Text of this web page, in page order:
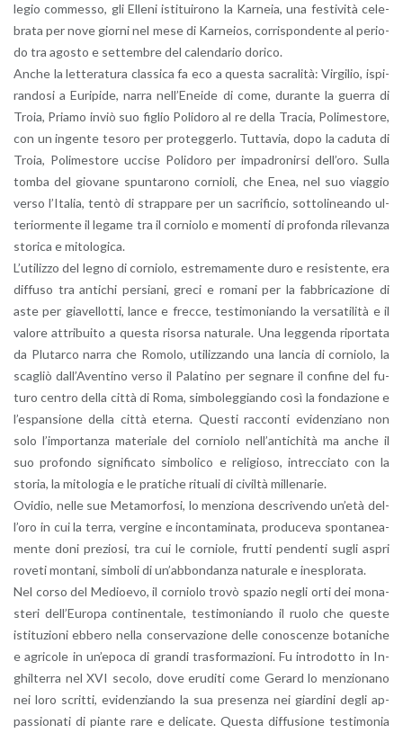
le­gio com­mes­so, gli El­le­ni isti­tui­ro­no la Kar­neia, una fe­sti­vi­tà ce­le­
bra­ta per nove gior­ni nel mese di Kar­neios, cor­ri­spon­den­te al pe­rio­
do tra ago­sto e set­tem­bre del ca­len­da­rio do­ri­co.
Anche la let­te­ra­tu­ra clas­si­ca fa eco a que­sta sa­cra­li­tà: Vir­gi­lio, ispi­
ran­do­si a Eu­ri­pi­de, narra nel­l’E­nei­de di come, du­ran­te la guer­ra di
Troia, Pria­mo inviò suo fi­glio Po­li­do­ro al re della Tra­cia, Po­li­me­sto­re,
con un in­gen­te te­so­ro per pro­teg­ger­lo. Tut­ta­via, dopo la ca­du­ta di
Troia, Po­li­me­sto­re uc­ci­se Po­li­do­ro per im­pa­dro­nir­si del­l’o­ro. Sulla
tomba del gio­va­ne spun­ta­ro­no cor­nio­li, che Enea, nel suo viag­gio
verso l’I­ta­lia, tentò di strap­pa­re per un sa­cri­fi­cio, sot­to­li­nean­do ul­
te­rior­men­te il le­ga­me tra il cor­nio­lo e mo­men­ti di pro­fon­da ri­le­van­za
sto­ri­ca e mi­to­lo­gi­ca.
L’u­ti­liz­zo del legno di cor­nio­lo, estre­ma­men­te duro e re­si­sten­te, era
dif­fu­so tra an­ti­chi per­sia­ni, greci e ro­ma­ni per la fab­bri­ca­zio­ne di
aste per gia­vel­lot­ti, lance e frec­ce, te­sti­mo­nian­do la ver­sa­ti­li­tà e il
va­lo­re at­tri­bui­to a que­sta ri­sor­sa na­tu­ra­le. Una leg­gen­da ri­por­ta­ta
da Plu­tar­co narra che Ro­mo­lo, uti­liz­zan­do una lan­cia di cor­nio­lo, la
sca­gliò dal­l’A­ven­ti­no verso il Pa­la­ti­no per se­gna­re il con­fi­ne del fu­
tu­ro cen­tro della città di Roma, sim­bo­leg­gian­do così la fon­da­zio­ne e
l’e­span­sio­ne della città eter­na. Que­sti rac­con­ti evi­den­zia­no non
solo l’im­por­tan­za ma­te­ria­le del cor­nio­lo nel­l’an­ti­chi­tà ma anche il
suo pro­fon­do si­gni­fi­ca­to sim­bo­li­co e re­li­gio­so, in­trec­cia­to con la
sto­ria, la mi­to­lo­gia e le pra­ti­che ri­tua­li di ci­vil­tà mil­le­na­rie.
Ovi­dio, nelle sue Me­ta­mor­fo­si, lo men­zio­na de­scri­ven­do un’e­tà del­
l’o­ro in cui la terra, ver­gi­ne e in­con­ta­mi­na­ta, pro­du­ce­va spon­ta­nea­
men­te doni pre­zio­si, tra cui le cor­nio­le, frut­ti pen­den­ti sugli aspri
ro­ve­ti mon­ta­ni, sim­bo­li di un’ab­bon­dan­za na­tu­ra­le e ine­splo­ra­ta.
Nel corso del Me­dioe­vo, il cor­nio­lo trovò spa­zio negli orti dei mo­na­
ste­ri del­l’Eu­ro­pa con­ti­nen­ta­le, te­sti­mo­nian­do il ruolo che que­ste
isti­tu­zio­ni eb­be­ro nella con­ser­va­zio­ne delle co­no­scen­ze bo­ta­ni­che
e agri­co­le in un’e­po­ca di gran­di tra­sfor­ma­zio­ni. Fu in­tro­dot­to in In­
ghil­ter­ra nel XVI se­co­lo, dove eru­di­ti come Ge­rard lo men­zio­na­no
nei loro scrit­ti, evi­den­zian­do la sua pre­sen­za nei giar­di­ni degli ap­
pas­sio­na­ti di pian­te rare e de­li­ca­te. Que­sta dif­fu­sio­ne te­sti­mo­nia